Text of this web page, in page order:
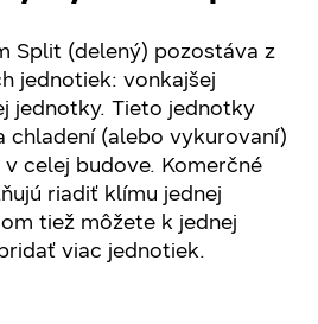
Split (delený) pozostáva z
jednotiek: vonkajšej
jednotky. Tieto jednotky
chladení (alebo vykurovaní)
celej budove. Komerčné
riadiť klímu jednej
tiež môžete k jednej